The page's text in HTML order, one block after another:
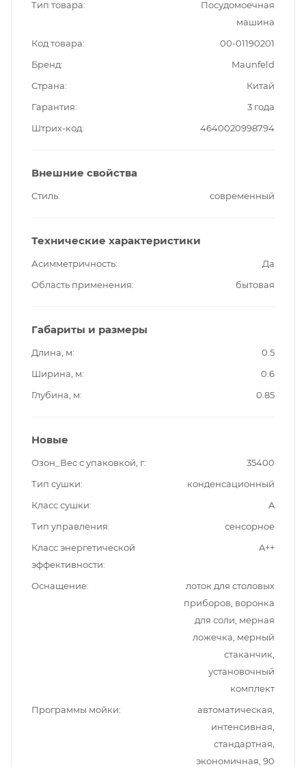
Тип товара
Посудомоечная
машина
Код товара
00-01190201
Бренд
Maunfeld
Страна
Китай
Гарантия
3 года
Штрих-код
4640020998794
Внешние свойства
Стиль современный
Технические характеристики
Асимметричность
Да
Область применения
бытовая
Габариты и размеры
Длина, м
0.5
Ширина, м
0.6
Глубина, м
0.85
Новые
Озон_Вес с упаковкой, г
35400
Тип сушки
конденсационный
Класс сушки
A
Тип управления
сенсорное
Класс энергетической
эффективности
A++
Оснащение
лоток для столовых
приборов, воронка
для соли, мерная
ложечка, мерный
стаканчик,
установочный
комплект
Программы мойки
автоматическая,
интенсивная,
стандартная,
экономичная, 90